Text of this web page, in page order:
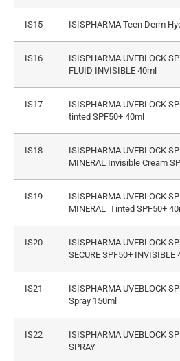
IS15 ISISPHARMA Teen Derm
IS16
ISISPHARMA UVEBLOCK
FLUID INVISIBLE 40ml
IS17
ISISPHARMA UVEBLOCK
tinted SPF50+ 40ml
IS18
ISISPHARMA UVEBLOCK
MINERAL Invisible Cream
IS19
ISISPHARMA UVEBLOCK
MINERAL Tinted SPF50+
IS20
ISISPHARMA UVEBLOCK
SECURE SPF50+ INVISIBLE
IS21
ISISPHARMA UVEBLOCK
Spray 150ml
IS22
ISISPHARMA UVEBLOCK
SPRAY